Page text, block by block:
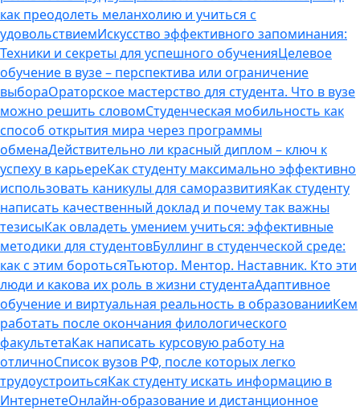
как преодолеть меланхолию и учиться с
удовольствиемИскусство эффективного запоминания:
Техники и секреты для успешного обученияЦелевое
обучение в вузе – перспектива или ограничение
выбораОраторское мастерство для студента. Что в вузе
можно решить словомСтуденческая мобильность как
способ открытия мира через программы
обменаДействительно ли красный диплом – ключ к
успеху в карьереКак студенту максимально эффективно
использовать каникулы для саморазвитияКак студенту
написать качественный доклад и почему так важны
тезисыКак овладеть умением учиться: эффективные
методики для студентовБуллинг в студенческой среде:
как с этим боротьсяТьютор. Ментор. Наставник. Кто эти
люди и какова их роль в жизни студентаАдаптивное
обучение и виртуальная реальность в образованииКем
работать после окончания филологического
факультетаКак написать курсовую работу на
отличноСписок вузов РФ, после которых легко
трудоустроитьсяКак студенту искать информацию в
ИнтернетеОнлайн-образование и дистанционное